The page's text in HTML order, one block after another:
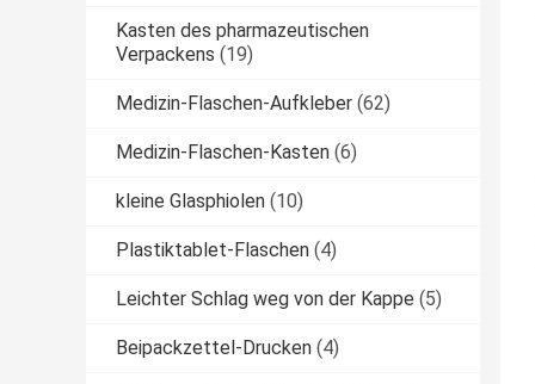
Kasten des pharmazeutischen
Verpackens (19)
Medizin-Flaschen-Aufkleber (62)
Medizin-Flaschen-Kasten (6)
kleine Glasphiolen (10)
Plastiktablet-Flaschen (4)
Leichter Schlag weg von der Kappe (5)
Beipackzettel-Drucken (4)